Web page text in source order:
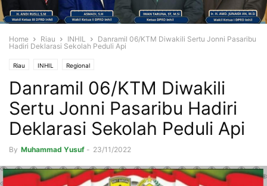
Home Riau INHIL
Danramil 06/KTM Diwakili Sertu Jonni Pasaribu
Hadiri Deklarasi Sekolah Peduli Api
Riau INHIL Regional
Danramil 06/KTM Diwakili
Sertu Jonni Pasaribu Hadiri
Deklarasi Sekolah Peduli Api
By Muhammad Yusuf - 23/11/2022